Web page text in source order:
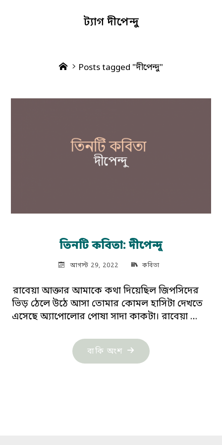
ট্যাগ দীপেন্দু
HomePosts tagged "দীপেন্দু"
তিনটি কবিতা: দীপেন্দু
আগস্ট 29, 2022 কবিতা
রাবেয়া আক্তার আমাকে কথা দিয়েছিল জিপসিদের
ভিড় ঠেলে উঠে আসা তোমার কোমল হাসিটা দেখতে
এসেছে অ্যাপোলোর পোষা সাদা কাকটা। রাবেয়া …
বাকি অংশ "তিনটি
কবিতা: